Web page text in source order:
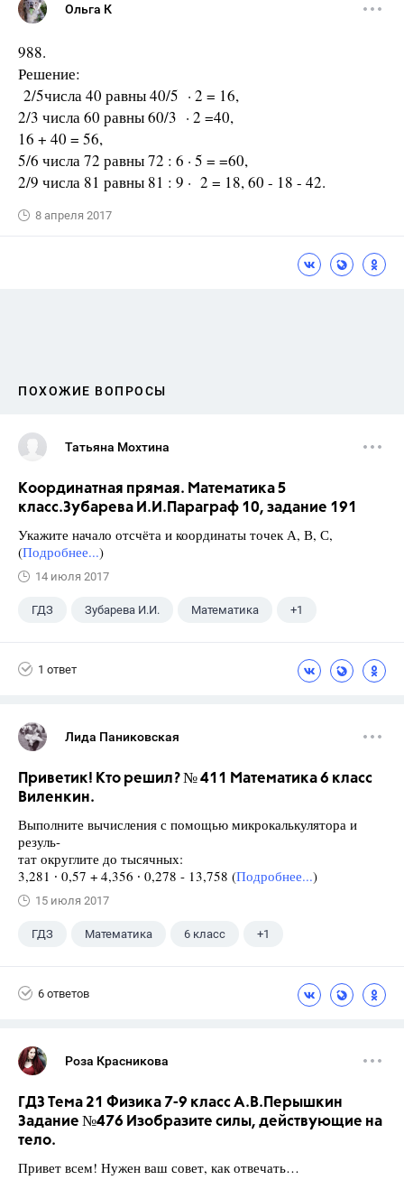
Ольга К
988.
Решение:
2/5числа 40 равны 40/5 · 2 = 16,
2/3 числа 60 равны 60/3 · 2 =40,
16 + 40 = 56,
5/6 числа 72 равны 72 : 6 · 5 = =60,
2/9 числа 81 равны 81 : 9 · 2 = 18, 60 - 18 - 42.
8 апреля 2017
ПОХОЖИЕ ВОПРОСЫ
Татьяна Мохтина
Координатная прямая. Математика 5
класс.Зубарева И.И.Параграф 10, задание 191
Укажите начало отсчёта и координаты точек А, В, С,
(Подробнее...)
14 июля 2017
ГДЗ Зубарева И.И. Математика +1
1 ответ
Лида Паниковская
Приветик! Кто решил? № 411 Математика 6 класс
Виленкин.
Выполните вычисления с помощью микрокалькулятора и
резуль-
тат округлите до тысячных:
3,281 ∙ 0,57 + 4,356 ∙ 0,278 - 13,758 (Подробнее...)
15 июля 2017
ГДЗ Математика 6 класс +1
6 ответов
Роза Красникова
ГДЗ Тема 21 Физика 7-9 класс А.В.Перышкин
Задание №476 Изобразите силы, действующие на
тело.
Привет всем! Нужен ваш совет, как отвечать…